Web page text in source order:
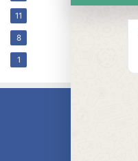
11
8
1